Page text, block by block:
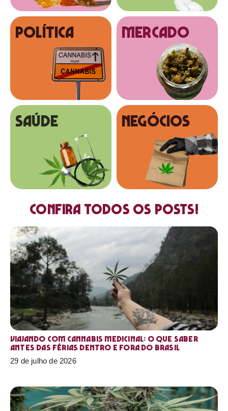
Política MERCADO
SAÚDE NEGÓCIOS
Confira todos os posts!
Viajando com cannabis medicinal: o que saber
antes das férias dentro e fora do Brasil
29 de julho de 2026